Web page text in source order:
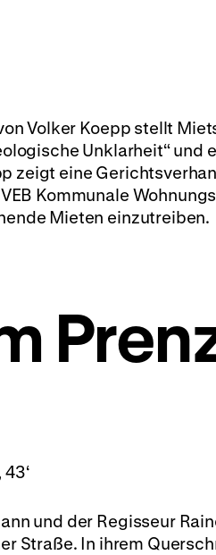
Volker Koepp stellt
Unklarheit“ und
zeigt eine
Kommunale
Mieten einzutreiben.
und der Regisseur
Straße. In ihrem